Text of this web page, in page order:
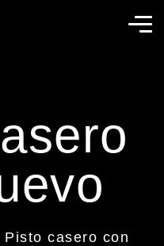
Pisto casero con